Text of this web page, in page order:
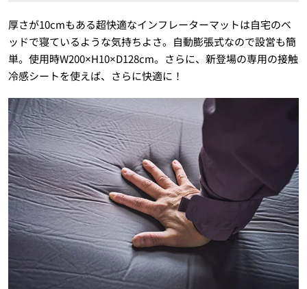
厚さが10cmもある超快適なインフレーターマットは自宅のベ
ッドで寝ているような気持ちよさ。自動膨張式なので設営も簡
単。使用時W200×H10×D128cm。さらに、新登場の専用の接触
冷感シートを使えば、さらに快適に！